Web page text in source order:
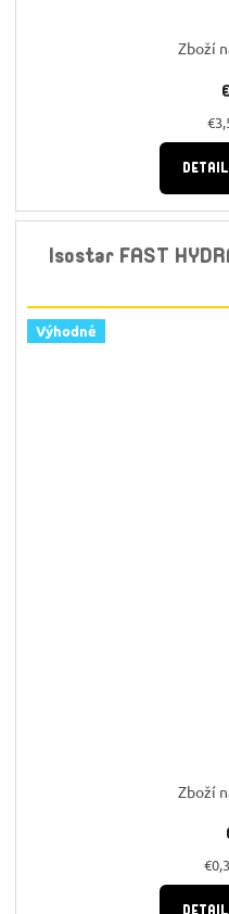
Zboží
Isostar FAST
Výhodné
Zboží